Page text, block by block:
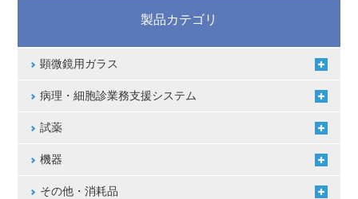
製品カテゴリ
顕微鏡用ガラス
病理・細胞診業務支援システム
試薬
機器
その他・消耗品